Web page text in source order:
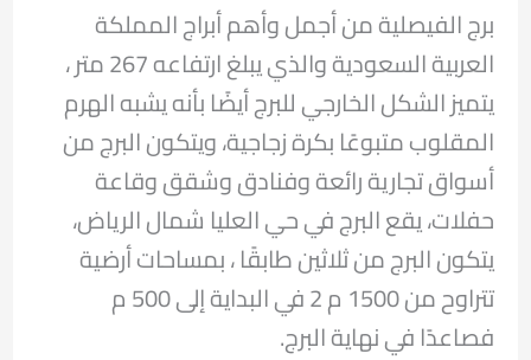
برج الفيصلية من أجمل وأهم أبراج المملكة
العربية السعودية والذي يبلغ ارتفاعه 267 متر ،
يتميز الشكل الخارجي للبرج أيضًا بأنه يشبه الهرم
المقلوب متبوعًا بكرة زجاجية، ويتكون البرج من
أسواق تجارية رائعة وفنادق وشقق وقاعة
حفلات، يقع البرج في حي العليا شمال الرياض،
يتكون البرج من ثلاثين طابقًا ، بمساحات أرضية
تتراوح من 1500 م 2 في البداية إلى 500 م
فصاعدًا في نهاية البرج.